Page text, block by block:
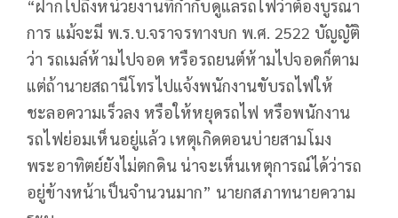
“ฝากไปถึงหน่วยงานที่กํากับดูแลรถไฟว่าต้องบูรณา
การ แม้จะมี พ.ร.บ.จราจรทางบก พ.ศ. 2522 บัญญัติ
ว่า รถเมล์ห้ามไปจอด หรือรถยนต์ห้ามไปจอดก็ตาม
แต่ถ้านายสถานีโทรไปแจ้งพนักงานขับรถไฟให้
ชะลอความเร็วลง หรือให้หยุดรถไฟ หรือพนักงาน
รถไฟย่อมเห็นอยู่แล้ว เหตุเกิดตอนบ่ายสามโมง
พระอาทิตย์ยังไม่ตกดิน น่าจะเห็นเหตุการณ์ได้ว่ารถ
อยู่ข้างหน้าเป็นจํานวนมาก” นายกสภาทนายความ